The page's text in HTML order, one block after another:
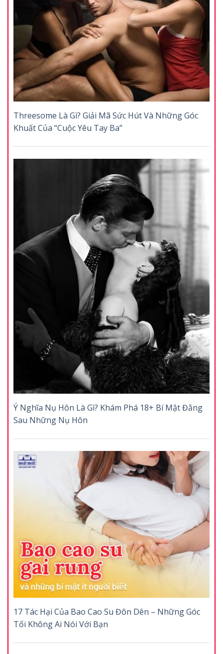
Threesome Là Gì? Giải Mã Sức Hút Và Những Góc
Khuất Của “Cuộc Yêu Tay Ba”
Ý Nghĩa Nụ Hôn Là Gì? Khám Phá 18+ Bí Mật Đằng
Sau Những Nụ Hôn
17 Tác Hại Của Bao Cao Su Đôn Dên – Những Góc
Tối Không Ai Nói Với Bạn